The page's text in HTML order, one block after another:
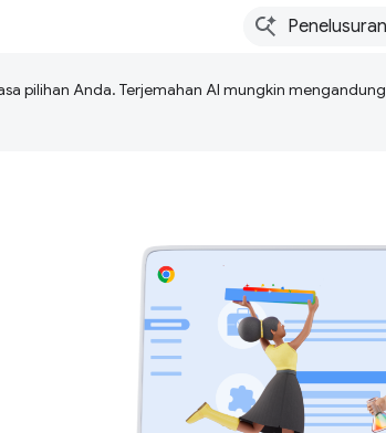
pilihan Anda. Terjemahan AI mungkin mengandung